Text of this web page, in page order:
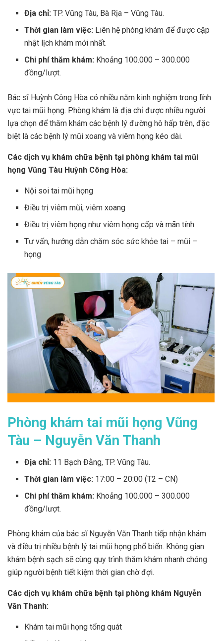
Địa chỉ: TP. Vũng Tàu, Bà Rịa – Vũng Tàu.
Thời gian làm việc: Liên hệ phòng khám để được cập
nhật lịch khám mới nhất.
Chi phí thăm khám: Khoảng 100.000 – 300.000
đồng/lượt.
Bác sĩ Huỳnh Công Hòa có nhiều năm kinh nghiệm trong lĩnh
vực tai mũi họng. Phòng khám là địa chỉ được nhiều người
lựa chọn để thăm khám các bệnh lý đường hô hấp trên, đặc
biệt là các bệnh lý mũi xoang và viêm họng kéo dài.
Các dịch vụ khám chữa bệnh tại phòng khám tai mũi
họng Vũng Tàu Huỳnh Công Hòa:
Nội soi tai mũi họng
Điều trị viêm mũi, viêm xoang
Điều trị viêm họng như viêm họng cấp và mãn tính
Tư vấn, hướng dẫn chăm sóc sức khỏe tai – mũi –
họng
Phòng khám tai mũi họng Vũng
Tàu – Nguyễn Văn Thanh
Địa chỉ: 11 Bạch Đằng, TP. Vũng Tàu.
Thời gian làm việc: 17:00 – 20:00 (T2 – CN)
Chi phí thăm khám: Khoảng 100.000 – 300.000
đồng/lượt.
Phòng khám của bác sĩ Nguyễn Văn Thanh tiếp nhận khám
và điều trị nhiều bệnh lý tai mũi họng phổ biến. Không gian
khám bệnh sạch sẽ cùng quy trình thăm khám nhanh chóng
giúp người bệnh tiết kiệm thời gian chờ đợi.
Các dịch vụ khám chữa bệnh tại phòng khám Nguyễn
Văn Thanh:
Khám tai mũi họng tổng quát